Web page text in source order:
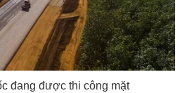
đang được thi công mặt